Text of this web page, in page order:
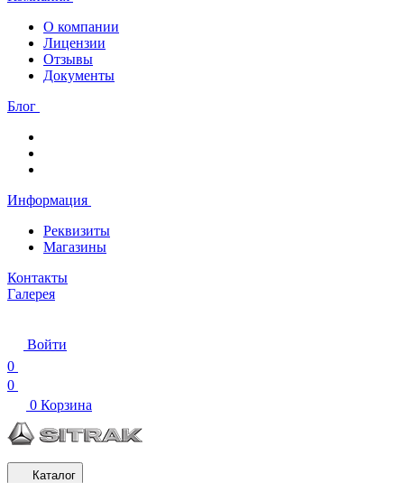
О компании
Лицензии
Отзывы
Документы
Блог
Информация
Реквизиты
Магазины
Контакты
Галерея
Войти
0
0
0 Корзина
Каталог